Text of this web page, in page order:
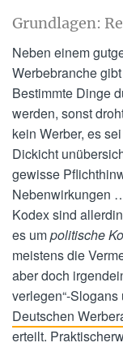
Grundlagen:
Neben einem
Werbebranche
Bestimmte Dinge
werden, sonst
kein Werber, es
Dickicht
gewisse
Nebenwirkungen
Kodex sind
es umpolitische
meistens die
aber doch
verlegen“-
Deutschen
erteilt.